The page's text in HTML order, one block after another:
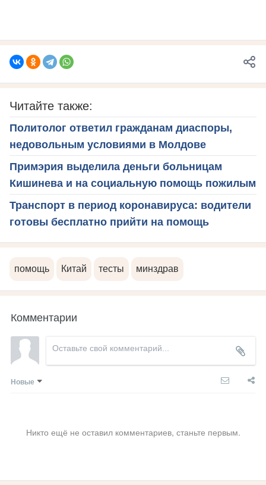
Читайте также:
Политолог ответил гражданам диаспоры,
недовольным условиями в Молдове
Примэрия выделила деньги больницам
Кишинева и на социальную помощь пожилым
Транспорт в период коронавируса: водители
готовы бесплатно прийти на помощь
помощь Китай тесты минздрав
Комментарии
Новые
Никто ещё не оставил комментариев, станьте первым.